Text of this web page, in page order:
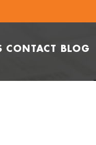
CONTACT BLOG